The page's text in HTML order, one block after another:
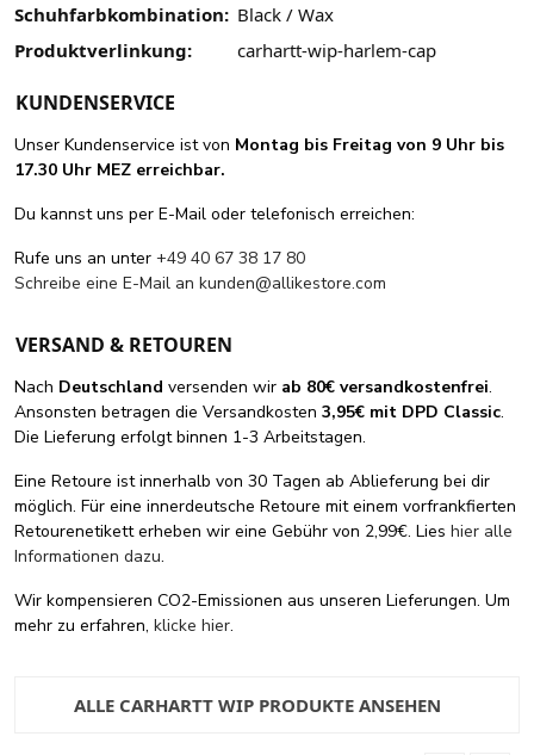
Schuhfarbkombination: Black / Wax
Produktverlinkung:
carhartt-wip-harlem-cap
KUNDENSERVICE
Unser Kundenservice ist von Montag bis Freitag von 9 Uhr bis
17.30 Uhr MEZ erreichbar.
Du kannst uns per E-Mail oder telefonisch erreichen:
Rufe uns an unter +49 40 67 38 17 80
Schreibe eine E-Mail an kunden@allikestore.com
VERSAND & RETOUREN
Nach Deutschland versenden wir ab 80€ versandkostenfrei.
Ansonsten betragen die Versandkosten 3,95€ mit DPD Classic.
Die Lieferung erfolgt binnen 1-3 Arbeitstagen.
Eine Retoure ist innerhalb von 30 Tagen ab Ablieferung bei dir
möglich. Für eine innerdeutsche Retoure mit einem vorfrankfierten
Retourenetikett erheben wir eine Gebühr von 2,99€. Lies hier alle
Informationen dazu.
Wir kompensieren CO2-Emissionen aus unseren Lieferungen. Um
mehr zu erfahren, klicke hier.
ALLE CARHARTT WIP PRODUKTE ANSEHEN